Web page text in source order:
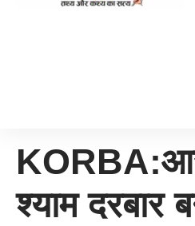
श्याम दरबार